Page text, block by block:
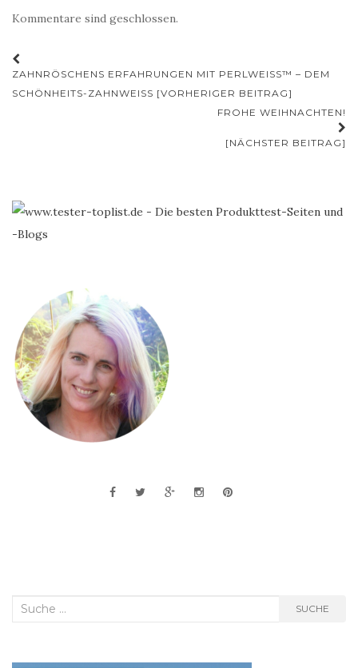
Kommentare sind geschlossen.
Beitrags-
Navigation
ZAHNRÖSCHENS ERFAHRUNGEN MIT PERLWEISS™ – DEM
SCHÖNHEITS-ZAHNWEISS [VORHERIGER BEITRAG]
FROHE WEIHNACHTEN!
[NÄCHSTER BEITRAG]
Suche
SUCHE